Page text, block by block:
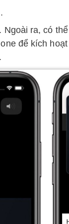
ra, có
để kích